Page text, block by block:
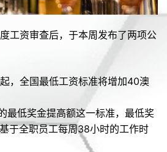
工资审查后，于本周发布了两项公
，全国最低工资标准将增加40澳
最低奖金提高额这一标准，最低奖
于全职员工每周38小时的工作时